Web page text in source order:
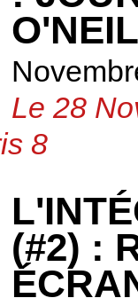
Le 28
8
(#2) :